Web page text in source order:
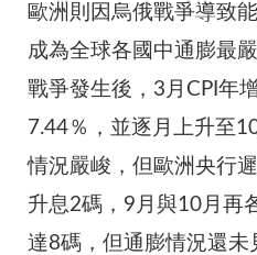
歐洲則因烏俄戰爭導致
成為全球各國中通膨最
戰爭發生後，3月CPI年
7.44％，並逐月上升至
情況嚴峻，但歐洲央行
升息2碼，9月與10月再
達8碼，但通膨情況還